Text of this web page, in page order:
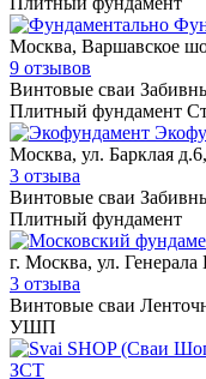
Москва, Варшавское
9 отзывов
Винтовые сваи
Плитный фундамент
Москва, ул. Барклая
3 отзыва
Винтовые сваи
Плитный фундамент
г. Москва, ул.
3 отзыва
Винтовые сваи
УШП